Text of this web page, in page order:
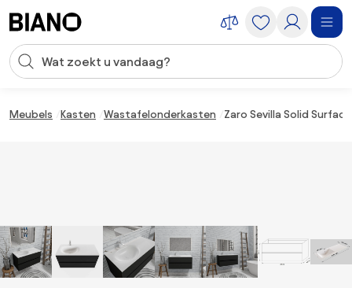
Zoekopdracht invoeren
Meubels Kasten Wastafelonderkasten Zaro Sevilla Solid